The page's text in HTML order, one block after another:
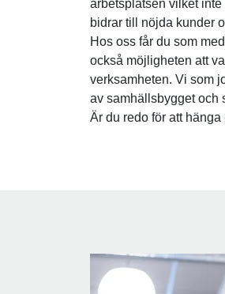
arbetsplatsen vilket
bidrar till nöjda kunder
Hos oss får du som
också möjligheten att
verksamheten. Vi som
av samhällsbygget och
Är du redo för att hänga